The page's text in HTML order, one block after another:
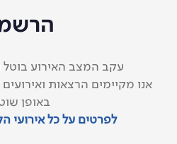
עקב המצב האירוע בוטל
אנו מקיימים הרצאות
באופן
לפרטים על כל אירועי